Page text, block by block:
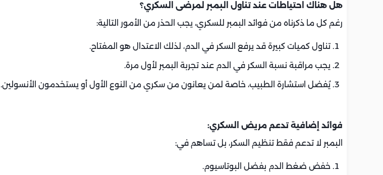
هل هناك احتياطات عند تناول البمبر لمرضى السكري؟
رغم كل ما ذكرناه من فوائد البمبر للسكري، يجب الحذر من الأمور التالية:
تناول كميات كبيرة قد يرفع السكر في الدم، لذلك الاعتدال هو المفتاح.
يجب مراقبة نسبة السكر في الدم عند تجربة البمبر لأول مرة.
يُفضل استشارة الطبيب، خاصة لمن يعانون من سكري من النوع الأول أو يستخدمون الأنسولين.
فوائد إضافية تدعم مريض السكري:
البمبر لا تدعم فقط تنظيم السكر، بل تساهم في:
خفض ضغط الدم بفضل البوتاسيوم.